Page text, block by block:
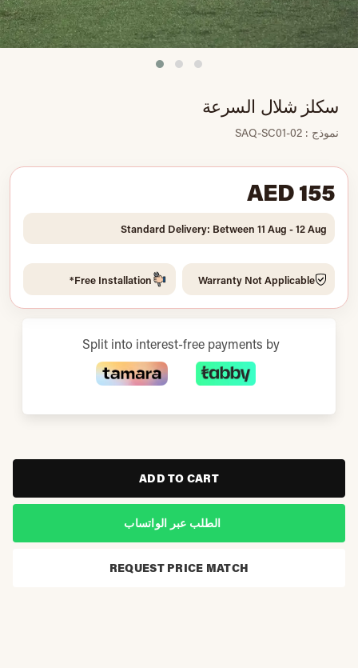
سكلز شلال السرعة
نموذج : SAQ-SC01-02
AED 155
Standard Delivery: Between 11 Aug - 12 Aug
Warranty Not Applicable
Free Installation*
Split into interest-free payments by
ADD TO CART
الطلب عبر الواتساب
REQUEST PRICE MATCH